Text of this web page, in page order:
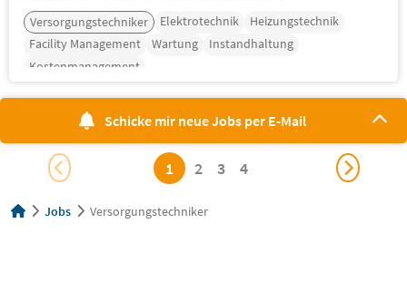
Versorgungstechniker Elektrotechnik
Heizungstechnik
Facility Management
Wartung
Instandhaltung
Kostenmanagement
Schicke mir neue Jobs per E-Mail
1 2 3 4
Jobs Versorgungstechniker